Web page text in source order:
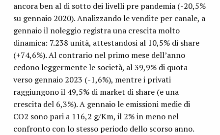
ancora ben al di sotto dei livelli pre pandemia (-20,5%
su gennaio 2020). Analizzando le vendite per canale, a
gennaio il noleggio registra una crescita molto
dinamica: 7.238 unità, attestandosi al 10,5% di share
(+74,6%). Al contrario nel primo mese dell’anno
cedono leggermente le società, al 39,9% di quota
verso gennaio 2023 (-1,6%), mentre i privati
raggiungono il 49,5% di market di share (e una
crescita del 6,3%). A gennaio le emissioni medie di
CO2 sono pari a 116,2 g/Km, il 2% in meno nel
confronto con lo stesso periodo dello scorso anno.